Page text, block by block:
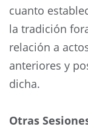
cuanto
la tradición
relación a
anteriores y
dicha.
Otras